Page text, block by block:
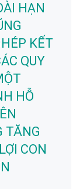
HẠN
KẾT
QUY
HỖ
TĂNG
CON